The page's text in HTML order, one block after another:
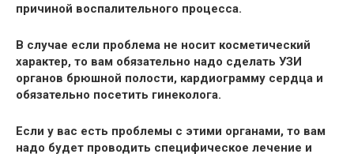
причиной воспалительного процесса.
В случае если проблема не носит косметический
характер, то вам обязательно надо сделать УЗИ
органов брюшной полости, кардиограмму сердца и
обязательно посетить гинеколога.
Если у вас есть проблемы с этими органами, то вам
надо будет проводить специфическое лечение и